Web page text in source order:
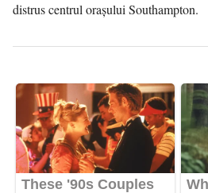
distrus centrul orașului Southampton.